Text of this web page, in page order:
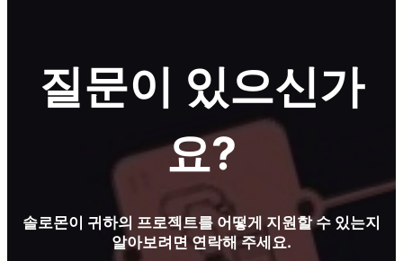
질문이 있으신가
요?
솔로몬이 귀하의 프로젝트를 어떻게 지원할 수 있는지
알아보려면 연락해 주세요.